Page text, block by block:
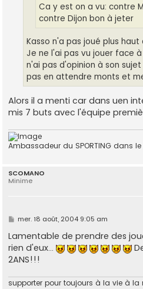
Ca y est on a vu: contre
contre Dijon bon à jeter
Kasso n'a pas joué plus
Je ne l'ai pas vu jouer face
n'ai pas d'opinion à son
pas en attendre monts et
Alors il a menti car dans uen
mis 7 buts avec l'équipe
Ambassadeur du SPORTING dans
SCOMANO
Minime
M
s
s
a
g
e
mer. 18 août, 2004 9:05 am
Lamentable de prendre des
rien d'eux...
2ANS!!!
supporter pour toujours à la vie à la